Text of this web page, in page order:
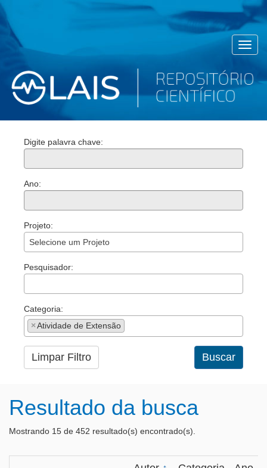
Digite palavra chave:
Ano:
Projeto:
Selecione um Projeto
Pesquisador:
Categoria:
×Atividade de Extensão
Limpar Filtro Buscar
Resultado da busca
Mostrando 15 de 452 resultado(s) encontrado(s).